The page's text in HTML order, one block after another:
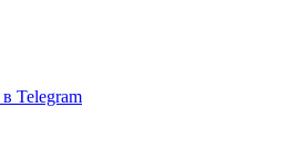
Telegram